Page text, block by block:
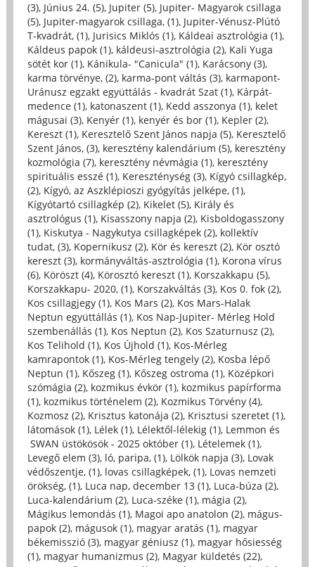
(3), Június 24. (5), Jupiter (5), Jupiter- Magyarok csillaga
(5), Jupiter-magyarok csillaga, (1), Jupiter-Vénusz-Plútó
T-kvadrát, (1), Jurisics Miklós (1), Káldeai asztrológia (1),
Káldeus papok (1), káldeusi-asztrológia (2), Kali Yuga
sötét kor (1), Kánikula- "Canicula" (1), Karácsony (3),
karma törvénye, (2), karma-pont váltás (3), karmapont-
Uránusz egzakt együttálás - kvadrát Szat (1), Kárpát-
medence (1), katonaszent (1), Kedd asszonya (1), kelet
mágusai (3), Kenyér (1), kenyér és bor (1), Kepler (2),
Kereszt (1), Keresztelő Szent János napja (5), Keresztelő
Szent János, (3), keresztény kalendárium (5), keresztény
kozmológia (7), keresztény névmágia (1), keresztény
spirituális esszé (1), Kereszténység (3), Kígyó csillagkép,
(2), Kígyó, az Aszklépioszi gyógyítás jelképe, (1),
Kígyótartó csillagkép (2), Kikelet (5), Király és
asztrológus (1), Kisasszony napja (2), Kisboldogasszony
(1), Kiskutya - Nagykutya csillagképek (2), kollektív
tudat, (3), Kopernikusz (2), Kör és kereszt (2), Kör osztó
kereszt (3), kormányváltás-asztrológia (1), Korona vírus
(6), Köröszt (4), Körosztó kereszt (1), Korszakkapu (5),
Korszakkapu- 2020, (1), Korszakváltás (3), Kos 0. fok (2),
Kos csillagjegy (1), Kos Mars (2), Kos Mars-Halak
Neptun együttállás (1), Kos Nap-Jupiter- Mérleg Hold
szembenállás (1), Kos Neptun (2), Kos Szaturnusz (2),
Kos Telihold (1), Kos Újhold (1), Kos-Mérleg
kamrapontok (1), Kos-Mérleg tengely (2), Kosba lépő
Neptun (1), Kőszeg (1), Kőszeg ostroma (1), Középkori
szómágia (2), kozmikus évkör (1), kozmikus papírforma
(1), kozmikus történelem (2), Kozmikus Törvény (4),
Kozmosz (2), Krisztus katonája (2), Krisztusi szeretet (1),
látomások (1), Lélek (1), Lélektől-lélekig (1), Lemmon és
SWAN üstökösök - 2025 október (1), Lételemek (1),
Levegő elem (3), ló, paripa, (1), Lölkök napja (3), Lovak
védőszentje, (1), lovas csillagképek, (1), Lovas nemzeti
örökség, (1), Luca nap, december 13 (1), Luca-búza (2),
Luca-kalendárium (2), Luca-széke (1), mágia (2),
Mágikus lemondás (1), Magoi apo anatolon (2), mágus-
papok (2), mágusok (1), magyar aratás (1), magyar
békemisszió (3), magyar géniusz (1), magyar hősiesség
(1), magyar humanizmus (2), Magyar küldetés (22),